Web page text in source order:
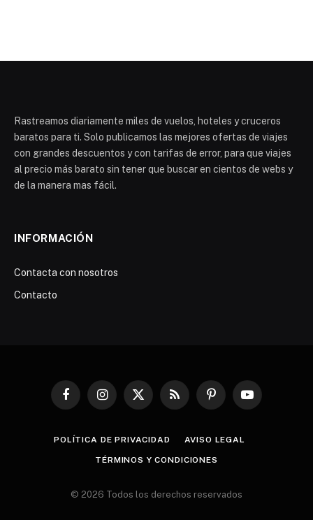
Rastreamos diariamente miles de vuelos, hoteles y cruceros
baratos para ti. Solo publicamos las mejores ofertas de viajes
con grandes descuentos y con tarifas de error, para que viajes
al precio más barato sin tener que buscar en cientos de webs y
de la manera mas fácil.
INFORMACIÓN
Contacta con nosotros
Contacto
FacebookInstagram
X
RSS PinterestYouTube
POLÍTICA DE PRIVACIDAD AVISO LEGAL
TÉRMINOS Y CONDICIONES
© 2026 Todos los derechos reservados